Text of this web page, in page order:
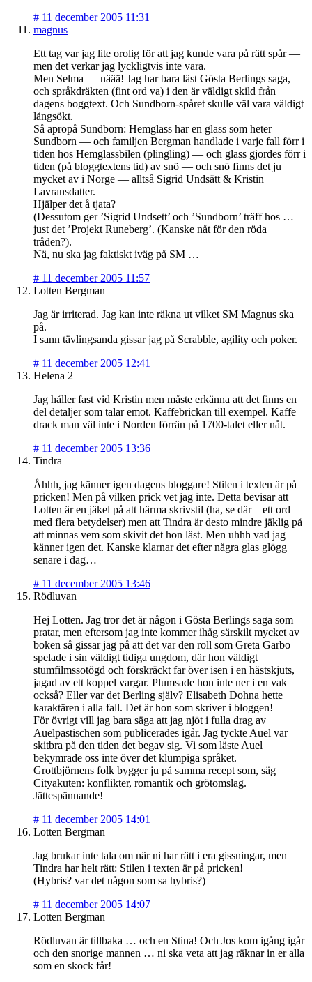
# 11 december 2005 11:31
magnus
Ett tag var jag lite orolig för att jag kunde vara på rätt spår —
men det verkar jag lyckligtvis inte vara.
Men Selma — näää! Jag har bara läst Gösta Berlings saga,
och språkdräkten (fint ord va) i den är väldigt skild från
dagens boggtext. Och Sundborn-spåret skulle väl vara väldigt
långsökt.
Så apropå Sundborn: Hemglass har en glass som heter
Sundborn — och familjen Bergman handlade i varje fall förr i
tiden hos Hemglassbilen (plingling) — och glass gjordes förr i
tiden (på bloggtextens tid) av snö — och snö finns det ju
mycket av i Norge — alltså Sigrid Undsätt & Kristin
Lavransdatter.
Hjälper det å tjata?
(Dessutom ger ’Sigrid Undsett’ och ’Sundborn’ träff hos …
just det ’Projekt Runeberg’. (Kanske nåt för den röda
tråden?).
Nä, nu ska jag faktiskt iväg på SM …
# 11 december 2005 11:57
Lotten Bergman
Jag är irriterad. Jag kan inte räkna ut vilket SM Magnus ska
på.
I sann tävlingsanda gissar jag på Scrabble, agility och poker.
# 11 december 2005 12:41
Helena 2
Jag håller fast vid Kristin men måste erkänna att det finns en
del detaljer som talar emot. Kaffebrickan till exempel. Kaffe
drack man väl inte i Norden förrän på 1700-talet eller nåt.
# 11 december 2005 13:36
Tindra
Åhhh, jag känner igen dagens bloggare! Stilen i texten är på
pricken! Men på vilken prick vet jag inte. Detta bevisar att
Lotten är en jäkel på att härma skrivstil (ha, se där – ett ord
med flera betydelser) men att Tindra är desto mindre jäklig på
att minnas vem som skivit det hon läst. Men uhhh vad jag
känner igen det. Kanske klarnar det efter några glas glögg
senare i dag…
# 11 december 2005 13:46
Rödluvan
Hej Lotten. Jag tror det är någon i Gösta Berlings saga som
pratar, men eftersom jag inte kommer ihåg särskilt mycket av
boken så gissar jag på att det var den roll som Greta Garbo
spelade i sin väldigt tidiga ungdom, där hon väldigt
stumfilmssotögd och förskräckt far över isen i en hästskjuts,
jagad av ett koppel vargar. Plumsade hon inte ner i en vak
också? Eller var det Berling själv? Elisabeth Dohna hette
karaktären i alla fall. Det är hon som skriver i bloggen!
För övrigt vill jag bara säga att jag njöt i fulla drag av
Auelpastischen som publicerades igår. Jag tyckte Auel var
skitbra på den tiden det begav sig. Vi som läste Auel
bekymrade oss inte över det klumpiga språket.
Grottbjörnens folk bygger ju på samma recept som, säg
Cityakuten: konflikter, romantik och grötomslag.
Jättespännande!
# 11 december 2005 14:01
Lotten Bergman
Jag brukar inte tala om när ni har rätt i era gissningar, men
Tindra har helt rätt: Stilen i texten är på pricken!
(Hybris? var det någon som sa hybris?)
# 11 december 2005 14:07
Lotten Bergman
Rödluvan är tillbaka … och en Stina! Och Jos kom igång igår
och den snorige mannen … ni ska veta att jag räknar in er alla
som en skock får!